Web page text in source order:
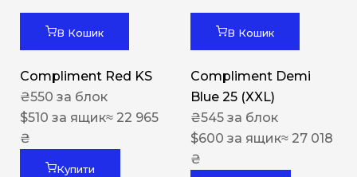
В Кошик
Compliment Red KS
₴550 за блок
$510 за ящик≈ 22 965
₴
Купити
В Кошик
Compliment Demi
Blue 25 (XXL)
₴545 за блок
$600 за ящик≈ 27 018
₴